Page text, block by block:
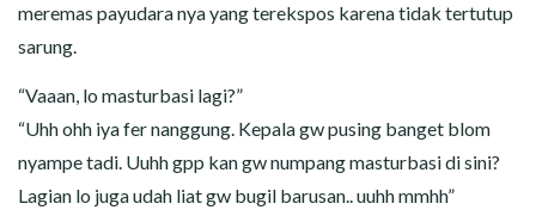
meremas payudara nya yang terekspos karena tidak tertutup
sarung.
“Vaaan, lo masturbasi lagi?”
“Uhh ohh iya fer nanggung. Kepala gw pusing banget blom
nyampe tadi. Uuhh gpp kan gw numpang masturbasi di sini?
Lagian lo juga udah liat gw bugil barusan.. uuhh mmhh”